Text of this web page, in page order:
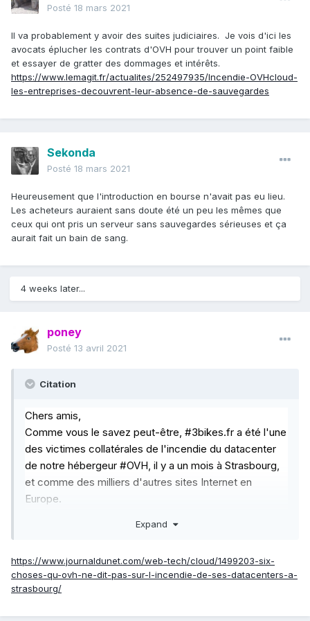
Posté 18 mars 2021
Il va probablement y avoir des suites judiciaires. Je vois d'ici les
avocats éplucher les contrats d'OVH pour trouver un point faible
et essayer de gratter des dommages et intérêts.
https://www.lemagit.fr/actualites/252497935/Incendie-OVHcloud-
les-entreprises-decouvrent-leur-absence-de-sauvegardes
Sekonda
Posté 18 mars 2021
Heureusement que l'introduction en bourse n'avait pas eu lieu.
Les acheteurs auraient sans doute été un peu les mêmes que
ceux qui ont pris un serveur sans sauvegardes sérieuses et ça
aurait fait un bain de sang.
4 weeks later...
poney
Posté 13 avril 2021
Citation
Chers amis,
Comme vous le savez peut-être, #3bikes.fr a été l'une
des victimes collatérales de l'incendie du datacenter
de notre hébergeur #OVH, il y a un mois à Strasbourg,
et comme des milliers d'autres sites Internet en
Europe.
service des serveurs et d'angoisse concernant la
que les deux systèmes de sauvegarde payants
auxquels nous étions abonnés depuis de longs mois se
en réalité dans le même datacenter !
Expand
https://www.journaldunet.com/web-tech/cloud/1499203-six-
choses-qu-ovh-ne-dit-pas-sur-l-incendie-de-ses-datacenters-a-
strasbourg/